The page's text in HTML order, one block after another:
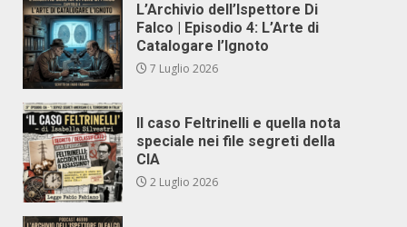
L’Archivio dell’Ispettore Di
Falco | Episodio 4: L’Arte di
Catalogare l’Ignoto
7 Luglio 2026
Il caso Feltrinelli e quella nota
speciale nei file segreti della
CIA
2 Luglio 2026